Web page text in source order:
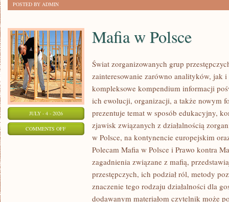
POSTED BY ADMIN
JULY - 4 - 2026
COMMENTS OFFON
Mafia w Polsce
Świat zorganizowanych grup
zainteresowanie zarówno analityków, jak
kompleksowe kompendium informacji
ich ewolucji, organizacji, a także nowym
prezentuje temat w sposób edukacyjny,
zjawisk związanych z działalnością
w Polsce, na kontynencie europejskim
Polecam Mafia w Polsce i Prawo kontra
zagadnienia związane z mafią,
przestępczych, ich podział ról, metody
znaczenie tego rodzaju działalności dla
dodawanym materiałom czytelnik może